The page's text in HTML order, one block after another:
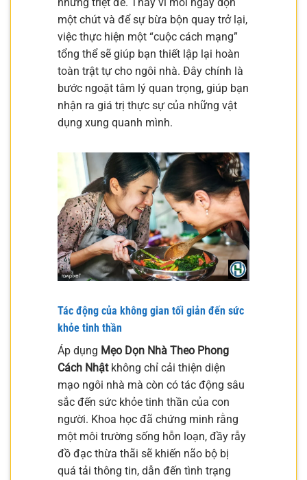
một chút và để sự bừa bộn quay trở lại,
việc thực hiện một “cuộc cách mạng”
tổng thể sẽ giúp bạn thiết lập lại hoàn
toàn trật tự cho ngôi nhà. Đây chính là
bước ngoặt tâm lý quan trọng, giúp bạn
nhận ra giá trị thực sự của những vật
dụng xung quanh mình.
Tác động của không gian tối giản đến sức
khỏe tinh thần
Áp dụng Mẹo Dọn Nhà Theo Phong
Cách Nhậtkhông chỉ cải thiện diện
mạo ngôi nhà mà còn có tác động sâu
sắc đến sức khỏe tinh thần của con
người. Khoa học đã chứng minh rằng
một môi trường sống hỗn loạn, đầy rẫy
đồ đạc thừa thãi sẽ khiến não bộ bị
quá tải thông tin, dẫn đến tình trạng